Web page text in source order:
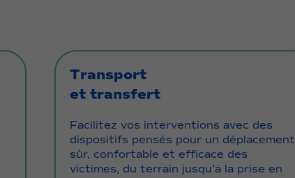
Transport
et transfert
Facilitez vos interventions avec des
dispositifs pensés pour un déplacement
sûr, confortable et efficace des
victimes, du terrain jusqu’à la prise en